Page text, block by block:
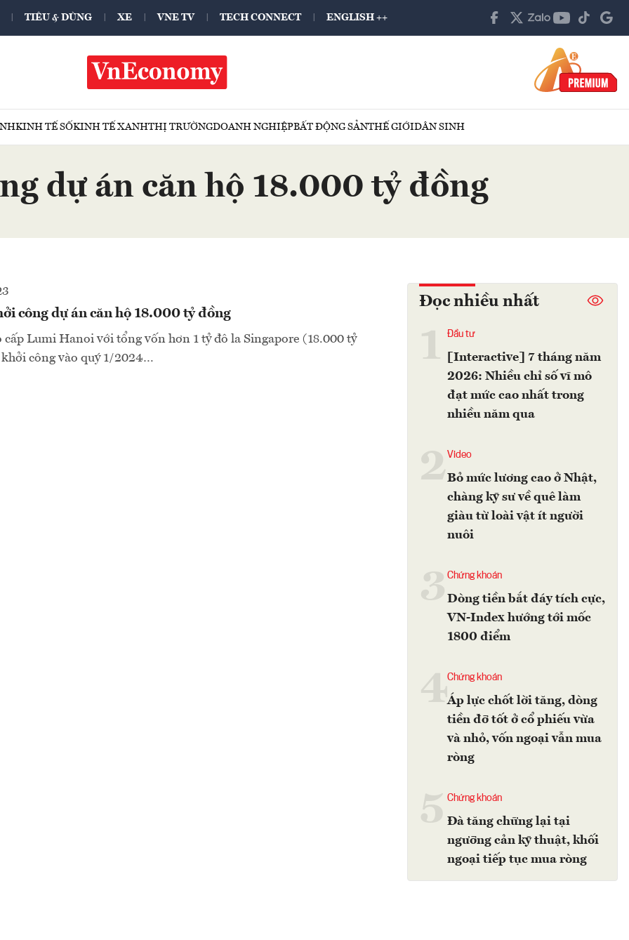
TIÊU & DÙNG XE VNE TV TECH CONNECT ENGLISH ++
KINH TẾ SỐKINH TẾ XANHTHỊ TRƯỜNGDOANH NGHIỆPBẤT ĐỘNG SẢNTHẾ GIỚIDÂN SINH
dự án căn hộ 18.000 tỷ đồng
công dự án căn hộ 18.000 tỷ đồng
cấp Lumi Hanoi với tổng vốn hơn 1 tỷ đô la Singapore (18.000 tỷ
công vào quý 1/2024…
Đọc nhiều nhất
Đầu tư
[Interactive] 7 tháng năm
2026: Nhiều chỉ số vĩ mô
đạt mức cao nhất trong
nhiều năm qua
2Video
Bỏ mức lương cao ở Nhật,
chàng kỹ sư về quê làm
giàu từ loài vật ít người
nuôi
Chứng khoán
Dòng tiền bắt đáy tích cực,
VN-Index hướng tới mốc
1800 điểm
4Chứng khoán
Áp lực chốt lời tăng, dòng
tiền đỡ tốt ở cổ phiếu vừa
và nhỏ, vốn ngoại vẫn mua
ròng
Chứng khoán
Đà tăng chững lại tại
ngưỡng cản kỹ thuật, khối
ngoại tiếp tục mua ròng